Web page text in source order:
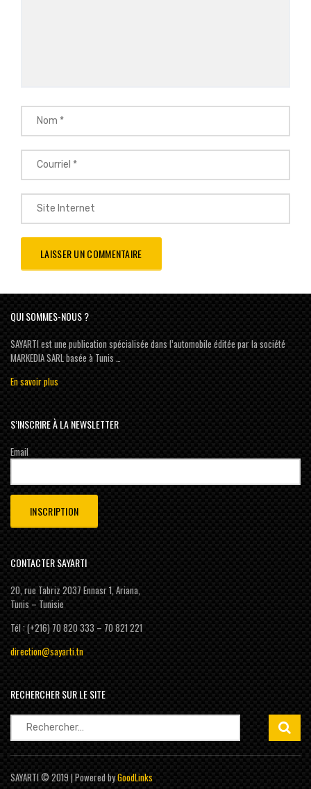
QUI SOMMES-NOUS ?
SAYARTI est une publication spécialisée dans l’automobile éditée par la société
MARKEDIA SARL basée à Tunis …
En savoir plus
S’INSCRIRE À LA NEWSLETTER
Email
CONTACTER SAYARTI
20, rue Tabriz 2037 Ennasr 1, Ariana,
Tunis – Tunisie
Tél : (+216) 70 820 333 – 70 821 221
direction@sayarti.tn
RECHERCHER SUR LE SITE
Rechercher :
SAYARTI © 2019 | Powered byGoodLinks